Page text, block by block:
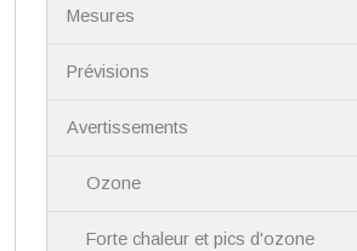
Mesures
Prévisions
Avertissements
Ozone
Forte chaleur et pics d'ozone